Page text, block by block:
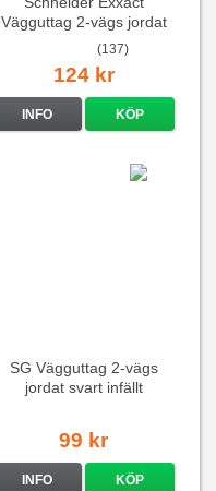
Vägguttag 2-vägs jordat
Vit standarduttag
(137)
124 kr
INFO KÖP
SG Vägguttag 2-vägs
jordat svart infällt
99 kr
INFO KÖP